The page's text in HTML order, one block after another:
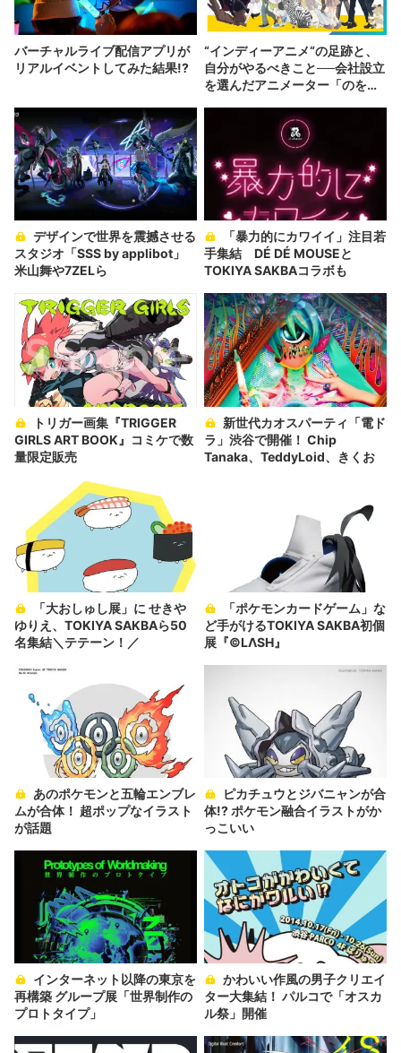
バーチャルライブ配信アプリが
リアルイベントしてみた結果!?
“インディーアニメ“の足跡と、
自分がやるべきこと──会社設立
を選んだアニメーター「のを
スタジオ「SSS by applibot」
米山舞や7ZELら
手集結 DÉ DÉ MOUSEと
TOKIYA SAKBAコラボも
GIRLS ART BOOK』コミケで数
量限定販売
ラ」渋谷で開催！ Chip
Tanaka、TeddyLoid、きくお
ゆりえ、TOKIYA SAKBAら50
名集結＼テテーン！／
ど手がけるTOKIYA SAKBA初個
展『©LΛSH』
ムが合体！ 超ポップなイラスト
が話題
体!? ポケモン融合イラストがか
っこいい
再構築 グループ展「世界制作の
プロトタイプ」
ター大集結！ パルコで「オスカ
ル祭」開催